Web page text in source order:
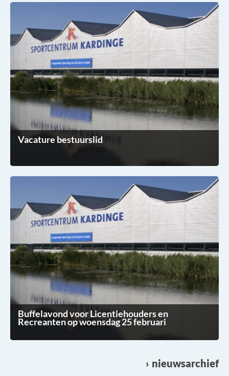
Vacature bestuurslid
Buffelavond voor Licentiehouders en
Recreanten op woensdag 25 februari
nieuwsarchief